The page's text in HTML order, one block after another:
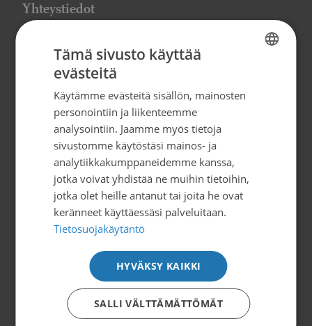
Yhteystiedot
Suomen Syöpäpotilaat ry
Globaalikeskus, 7. kerros
Siltasaarenkatu 4, 00530 Helsinki
info@syopapotilaat.fi
Y-tunnus: 0239008-1
Tilaa uutiskirje
Suomen Syöpäpotilaat ry
Potilasoppaat
Potilasverkostot
SWEDISH
Tämä sivusto käyttää
evästeitä
Käytämme evästeitä sisällön, mainosten
personointiin ja liikenteemme
analysointiin. Jaamme myös tietoja
sivustomme käytöstäsi mainos- ja
analytiikkakumppaneidemme kanssa,
jotka voivat yhdistää ne muihin tietoihin,
jotka olet heille antanut tai joita he ovat
keränneet käyttäessäsi palveluitaan.
Tietosuojakäytäntö
HYVÄKSY KAIKKI
SALLI VÄLTTÄMÄTTÖMÄT